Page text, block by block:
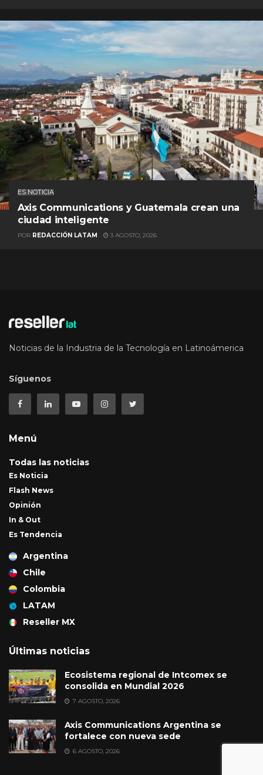
ES NOTICIA
Axis Communications y Guatemala crean una
ciudad inteligente
POR REDACCIÓN LATAM 3 AGOSTO, 2026
Noticias de la Industria de la Tecnología en Latinoámerica
Síguenos
Menú
Todas las noticias
Es Noticia
Flash News
Opinión
In & Out
Es Tendencia
Argentina
Chile
Colombia
LATAM
Reseller MX
Últimas noticias
Ecosistema regional de Intcomex se
consolida en Mundial 2026
7 AGOSTO, 2026
Axis Communications Argentina se
fortalece con nueva sede
6 AGOSTO, 2026